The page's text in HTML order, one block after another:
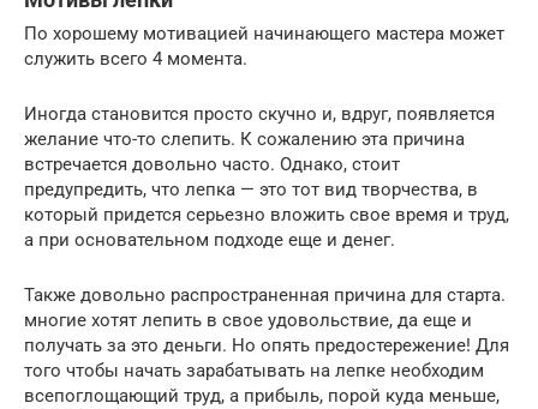
По хорошему мотивацией начинающего мастера может
служить всего 4 момента.
Иногда становится просто скучно и, вдруг, появляется
желание что-то слепить. К сожалению эта причина
встречается довольно часто. Однако, стоит
предупредить, что лепка — это тот вид творчества, в
который придется серьезно вложить свое время и труд,
а при основательном подходе еще и денег.
Также довольно распространенная причина для старта.
многие хотят лепить в свое удовольствие, да еще и
получать за это деньги. Но опять предостережение! Для
того чтобы начать зарабатывать на лепке необходим
всепоглощающий труд, а прибыль, порой куда меньше,